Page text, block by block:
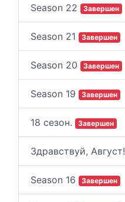
Season 22 Завершен
Season 21 Завершен
Season 20 Завершен
Season 19 Завершен
18 сезон. Завершен
Здравствуй, Август!
Season 16 Завершен